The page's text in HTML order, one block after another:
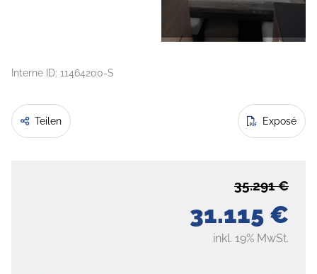
Interne ID: 11464200-S
Teilen Exposé
31.115 €
35.291 €
inkl. 19% MwSt.